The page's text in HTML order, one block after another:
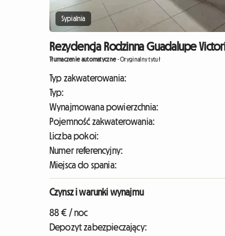
Sypialnia
Rezydencja Rodzinna Guadalupe
Tłumaczenie automatyczne-Oryginalny tytuł
Typ zakwaterowania:
Typ:
Wynajmowana powierzchnia:
Pojemność zakwaterowania:
Liczba pokoi:
Numer referencyjny:
Miejsca do spania:
Czynsz i warunki wynajmu
88 € / noc
Depozyt zabezpieczający: